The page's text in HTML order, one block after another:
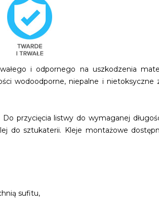
i odpornego na uszkodzenia
wodoodporne, niepalne i
przycięcia listwy do wymaganej
do sztukaterii. Kleje montażowe
sufitu,